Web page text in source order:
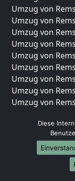
Umzug von
Umzug von
Umzug von
Umzug von
Umzug von
Umzug von
Umzug von
Umzug von
Umzug von
Umzüge-
Umzug von
Umzug von
Umzug von
Umzug von
Diese